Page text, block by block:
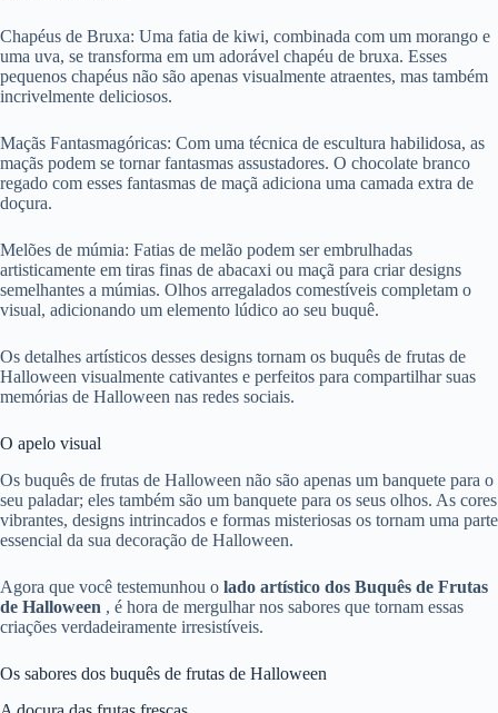
Chapéus de Bruxa: Uma fatia de kiwi, combinada com um morango e
uma uva, se transforma em um adorável chapéu de bruxa. Esses
pequenos chapéus não são apenas visualmente atraentes, mas também
incrivelmente deliciosos.
Maçãs Fantasmagóricas: Com uma técnica de escultura habilidosa, as
maçãs podem se tornar fantasmas assustadores. O chocolate branco
regado com esses fantasmas de maçã adiciona uma camada extra de
doçura.
Melões de múmia: Fatias de melão podem ser embrulhadas
artisticamente em tiras finas de abacaxi ou maçã para criar designs
semelhantes a múmias. Olhos arregalados comestíveis completam o
visual, adicionando um elemento lúdico ao seu buquê.
Os detalhes artísticos desses designs tornam os buquês de frutas de
Halloween visualmente cativantes e perfeitos para compartilhar suas
memórias de Halloween nas redes sociais.
O apelo visual
Os buquês de frutas de Halloween não são apenas um banquete para o
seu paladar; eles também são um banquete para os seus olhos. As cores
vibrantes, designs intrincados e formas misteriosas os tornam uma parte
essencial da sua decoração de Halloween.
Agora que você testemunhou o lado artístico dos Buquês de Frutas
de Halloween , é hora de mergulhar nos sabores que tornam essas
criações verdadeiramente irresistíveis.
Os sabores dos buquês de frutas de Halloween